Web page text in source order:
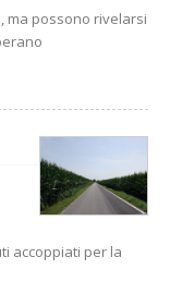
ma possono rivelarsi
accoppiati per la